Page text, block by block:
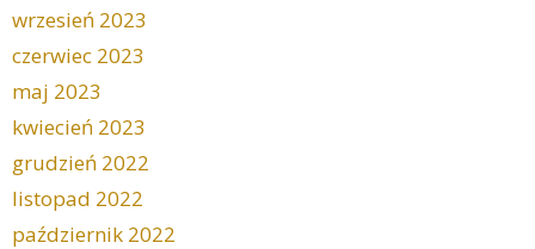
wrzesień 2023
czerwiec 2023
maj 2023
kwiecień 2023
grudzień 2022
listopad 2022
październik 2022